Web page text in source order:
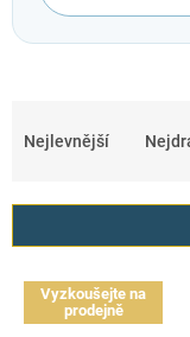
a
e
n
p
Nejlevnější
V
ý
Vyzkoušejte na
prodejně